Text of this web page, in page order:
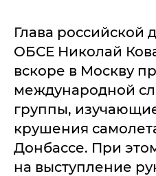
Глава российской
ОБСЕ Николай
вскоре в Москву
международной
группы,
крушения
Донбассе. При
на выступление